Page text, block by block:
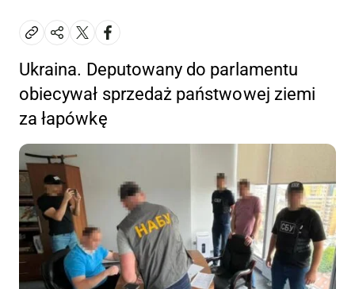
Ukraina. Deputowany do parlamentu
obiecywał sprzedaż państwowej ziemi
za łapówkę